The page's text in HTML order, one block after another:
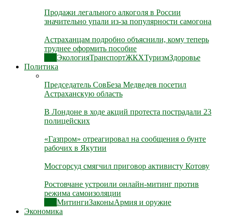
Продажи легального алкоголя в России
значительно упали из-за популярности самогона
Астраханцам подробно объяснили, кому теперь
труднее оформить пособие
ЭкологияТранспортЖКХТуризмЗдоровье
Политика
Председатель СовБеза Медведев посетил
Астраханскую область
В Лондоне в ходе акций протеста пострадали 23
полицейских
«Газпром» отреагировал на сообщения о бунте
рабочих в Якутии
Мосгорсуд смягчил приговор активисту Котову
Ростовчане устроили онлайн-митинг против
режима самоизоляции
МитингиЗаконыАрмия и оружие
Экономика